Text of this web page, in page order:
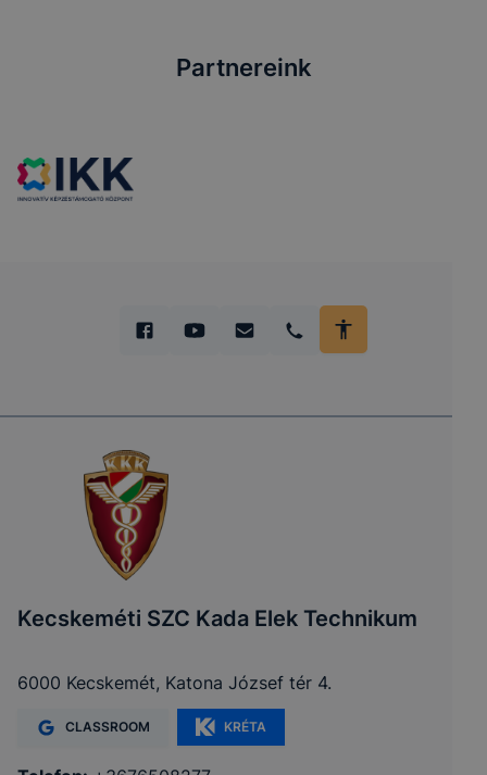
Partnereink
Kecskeméti SZC Kada Elek Technikum
6000 Kecskemét, Katona József tér 4.
CLASSROOM KRÉTA